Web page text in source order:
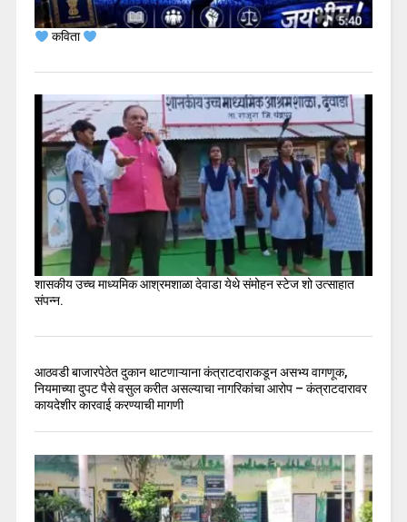
कविता
शासकीय उच्च माध्यमिक आश्रमशाळा देवाडा येथे संमोहन स्टेज शो उत्साहात
संपन्न.
आठवडी बाजारपेठेत दुकान थाटणाऱ्याना कंत्राटदाराकडून असभ्य वागणूक,
नियमाच्या दुपट पैसे वसुल करीत असल्याचा नागरिकांचा आरोप – कंत्राटदारावर
कायदेशीर कारवाई करण्याची मागणी